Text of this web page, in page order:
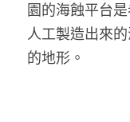
園的海蝕平台
人工製造出來
的地形。